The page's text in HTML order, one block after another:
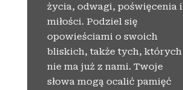
życia, odwagi, poświęcenia i
miłości. Podziel się
opowieściami o swoich
bliskich, także tych, których
nie ma już z nami. Twoje
słowa mogą ocalić pamięć